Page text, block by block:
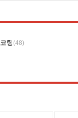
코팅 (48)